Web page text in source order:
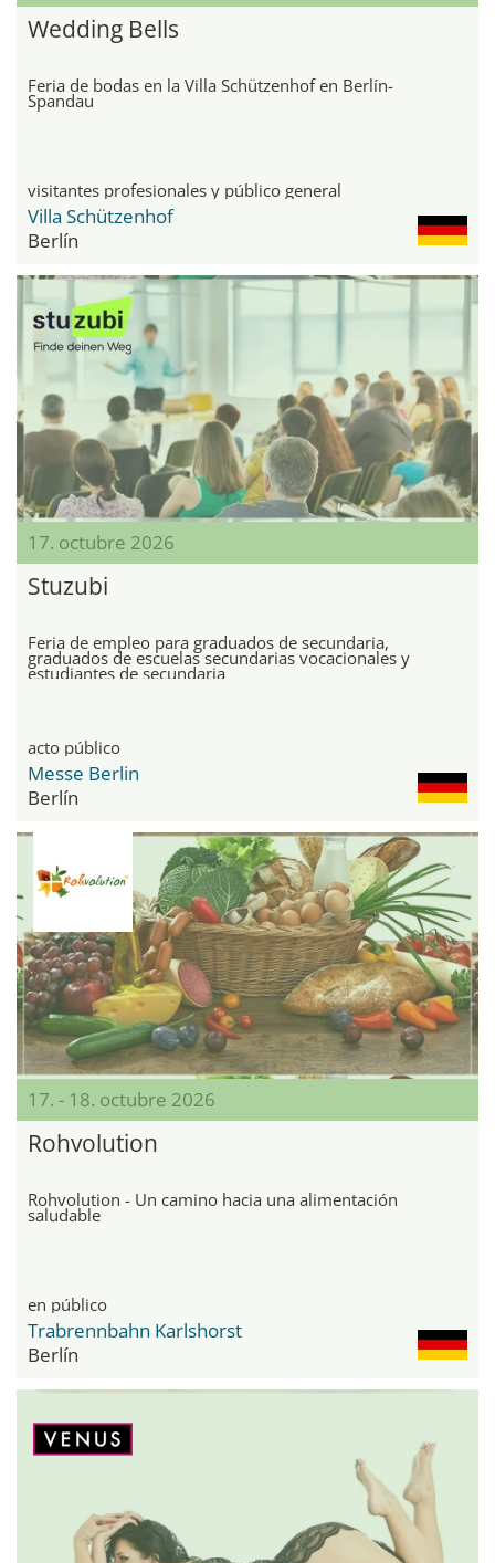
Wedding Bells
Feria de bodas en la Villa Schützenhof en Berlín-
Spandau
visitantes profesionales y público general
Villa Schützenhof
Berlín
17. octubre 2026
Stuzubi
Feria de empleo para graduados de secundaria,
graduados de escuelas secundarias vocacionales y
estudiantes de secundaria
acto público
Messe Berlin
Berlín
17. - 18. octubre 2026
Rohvolution
Rohvolution - Un camino hacia una alimentación
saludable
en público
Trabrennbahn Karlshorst
Berlín